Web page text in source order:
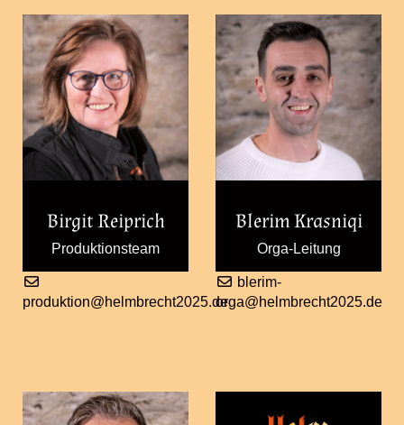
Birgit Reiprich
Produktionsteam
produktion@helmbrecht2025.de
Blerim Krasniqi
Orga-Leitung
blerim-
orga@helmbrecht2025.de